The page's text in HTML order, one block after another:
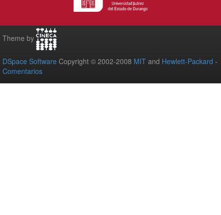
Theme by
DSpace Software Copyright © 2002-2008 MIT and Hewlett-Packard -
Comentarios